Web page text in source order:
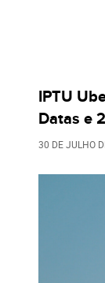
IPTU
Datas e
30 DE JULHO